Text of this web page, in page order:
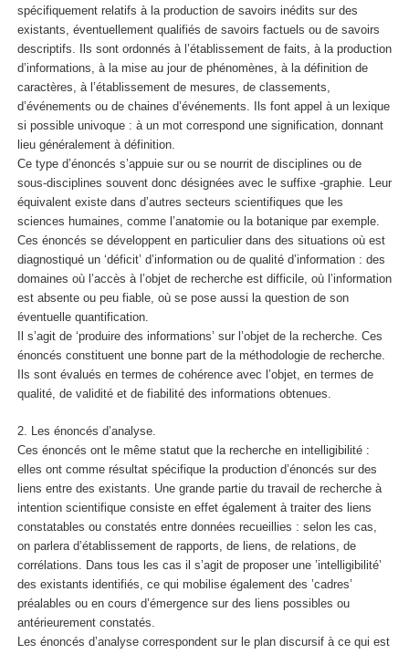
spécifiquement relatifs à la production de savoirs inédits sur des
existants, éventuellement qualifiés de savoirs factuels ou de savoirs
descriptifs. Ils sont ordonnés à l’établissement de faits, à la production
d’informations, à la mise au jour de phénomènes, à la définition de
caractères, à l’établissement de mesures, de classements,
d’événements ou de chaines d’événements. Ils font appel à un lexique
si possible univoque : à un mot correspond une signification, donnant
lieu généralement à définition.
Ce type d’énoncés s’appuie sur ou se nourrit de disciplines ou de
sous-disciplines souvent donc désignées avec le suffixe -graphie. Leur
équivalent existe dans d’autres secteurs scientifiques que les
sciences humaines, comme l’anatomie ou la botanique par exemple.
Ces énoncés se développent en particulier dans des situations où est
diagnostiqué un ‘déficit’ d’information ou de qualité d’information : des
domaines où l’accès à l’objet de recherche est difficile, où l’information
est absente ou peu fiable, où se pose aussi la question de son
éventuelle quantification.
Il s’agit de ‘produire des informations’ sur l’objet de la recherche. Ces
énoncés constituent une bonne part de la méthodologie de recherche.
Ils sont évalués en termes de cohérence avec l’objet, en termes de
qualité, de validité et de fiabilité des informations obtenues.
2. Les énoncés d’analyse.
Ces énoncés ont le même statut que la recherche en intelligibilité :
elles ont comme résultat spécifique la production d’énoncés sur des
liens entre des existants. Une grande partie du travail de recherche à
intention scientifique consiste en effet également à traiter des liens
constatables ou constatés entre données recueillies : selon les cas,
on parlera d’établissement de rapports, de liens, de relations, de
corrélations. Dans tous les cas il s’agit de proposer une ’intelligibilité’
des existants identifiés, ce qui mobilise également des ’cadres’
préalables ou en cours d’émergence sur des liens possibles ou
antérieurement constatés.
Les énoncés d’analyse correspondent sur le plan discursif à ce qui est